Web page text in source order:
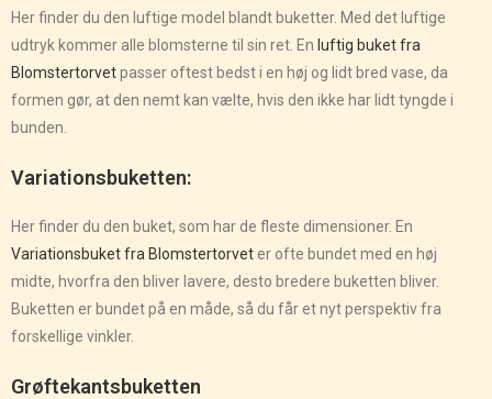
Her finder du den luftige model blandt buketter. Med det luftige
udtryk kommer alle blomsterne til sin ret. En luftig buket fra
Blomstertorvetpasser oftest bedst i en høj og lidt bred vase, da
formen gør, at den nemt kan vælte, hvis den ikke har lidt tyngde i
bunden.
Variationsbuketten:
Her finder du den buket, som har de fleste dimensioner. En
Variationsbuket fra Blomstertorveter ofte bundet med en høj
midte, hvorfra den bliver lavere, desto bredere buketten bliver.
Buketten er bundet på en måde, så du får et nyt perspektiv fra
forskellige vinkler.
Grøftekantsbuketten